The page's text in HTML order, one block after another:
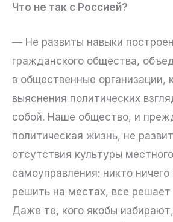
Что не так с Россией?
— Не развиты навыки
гражданского общества,
в общественные организации,
выяснения политических
собой. Наше общество, и
политическая жизнь, не
отсутствия культуры местного
самоуправления: никто
решить на местах, все решает
Даже те, кого якобы